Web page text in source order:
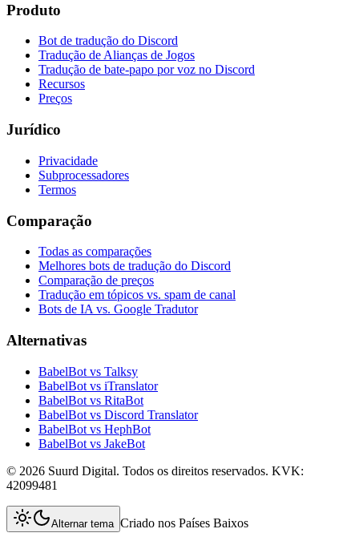
Produto
Bot de tradução do Discord
Tradução de Alianças de Jogos
Tradução de bate-papo por voz no Discord
Recursos
Preços
Jurídico
Privacidade
Subprocessadores
Termos
Comparação
Todas as comparações
Melhores bots de tradução do Discord
Comparação de preços
Tradução em tópicos vs. spam de canal
Bots de IA vs. Google Tradutor
Alternativas
BabelBot vs Talksy
BabelBot vs iTranslator
BabelBot vs RitaBot
BabelBot vs Discord Translator
BabelBot vs HephBot
BabelBot vs JakeBot
© 2026 Suurd Digital. Todos os direitos reservados. KVK:
42099481
Alternar tema Criado nos Países Baixos